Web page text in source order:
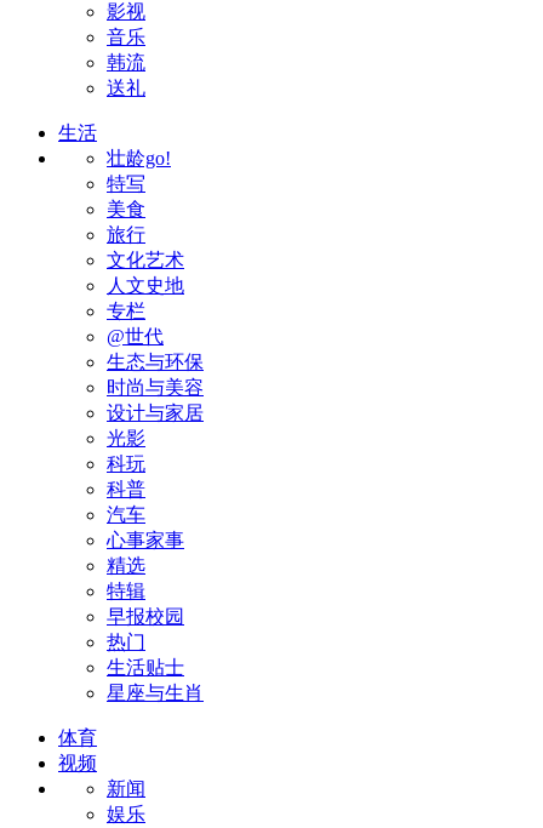
影视
音乐
韩流
送礼
生活
壮龄go!
特写
美食
旅行
文化艺术
人文史地
专栏
@世代
生态与环保
时尚与美容
设计与家居
光影
科玩
科普
汽车
心事家事
精选
特辑
早报校园
热门
生活贴士
星座与生肖
体育
视频
新闻
娱乐